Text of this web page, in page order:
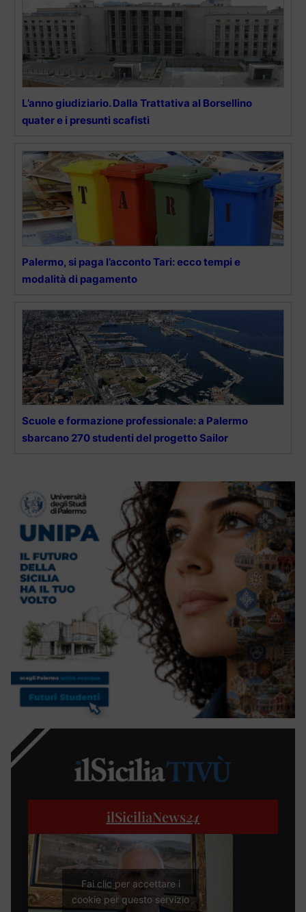
L’anno giudiziario. Dalla Trattativa al Borsellino
quater e i presunti scafisti
Palermo, si paga l’acconto Tari: ecco tempi e
modalità di pagamento
Scuole e formazione professionale: a Palermo
sbarcano 270 studenti del progetto Sailor
ilSiciliaNews24
Fai clic per accettare i
cookie per questo servizio